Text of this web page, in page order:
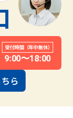
受付時間（年中無休）
9:00〜18:00
ら